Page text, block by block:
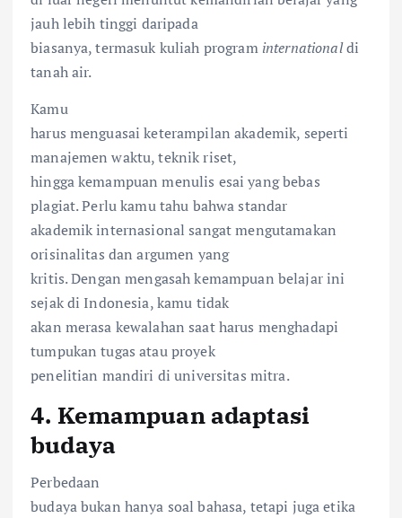
jauh lebih tinggi daripada
biasanya, termasuk kuliah program internationaldi
tanah air.
Kamu
harus menguasai keterampilan akademik, seperti
manajemen waktu, teknik riset,
hingga kemampuan menulis esai yang bebas
plagiat. Perlu kamu tahu bahwa standar
akademik internasional sangat mengutamakan
orisinalitas dan argumen yang
kritis. Dengan mengasah kemampuan belajar ini
sejak di Indonesia, kamu tidak
akan merasa kewalahan saat harus menghadapi
tumpukan tugas atau proyek
penelitian mandiri di universitas mitra.
4. Kemampuan adaptasi
budaya
Perbedaan
budaya bukan hanya soal bahasa, tetapi juga etika